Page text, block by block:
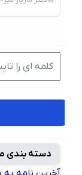
دسته بندی